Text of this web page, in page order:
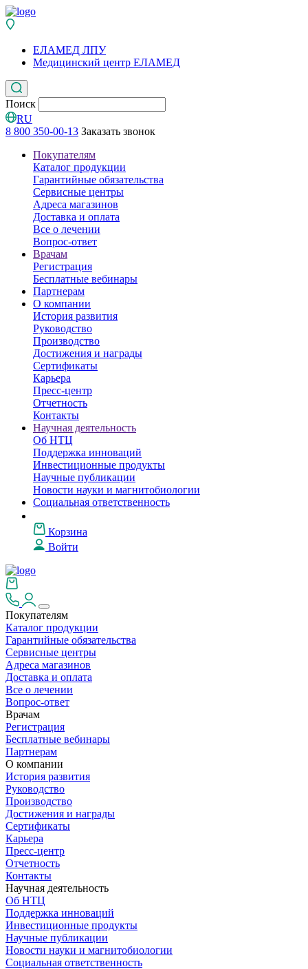
ЕЛАМЕД ЛПУ
Медицинский центр ЕЛАМЕД
Поиск
RU
8 800 350-00-13 Заказать звонок
Покупателям
Каталог продукции
Гарантийные обязательства
Сервисные центры
Адреса магазинов
Доставка и оплата
Все о лечении
Вопрос-ответ
Врачам
Регистрация
Бесплатные вебинары
Партнерам
О компании
История развития
Руководство
Производство
Достижения и награды
Сертификаты
Карьера
Пресс-центр
Отчетность
Контакты
Научная деятельность
Об НТЦ
Поддержка инноваций
Инвестиционные продукты
Научные публикации
Новости науки и магнитобиологии
Социальная ответственность
Корзина
Войти
Покупателям
Каталог продукции
Гарантийные обязательства
Сервисные центры
Адреса магазинов
Доставка и оплата
Все о лечении
Вопрос-ответ
Врачам
Регистрация
Бесплатные вебинары
Партнерам
О компании
История развития
Руководство
Производство
Достижения и награды
Сертификаты
Карьера
Пресс-центр
Отчетность
Контакты
Научная деятельность
Об НТЦ
Поддержка инноваций
Инвестиционные продукты
Научные публикации
Новости науки и магнитобиологии
Социальная ответственность